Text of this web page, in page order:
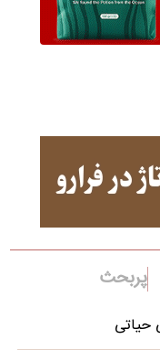
پربحث
حیاتی